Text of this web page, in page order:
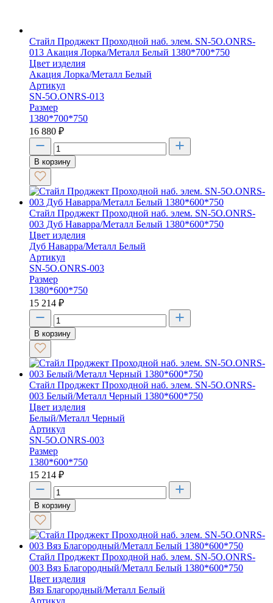
Стайл Проджект Проходной наб. элем. SN-5O.ONRS-
013 Акация Лорка/Металл Белый 1380*700*750
Цвет изделия
Акация Лорка/Металл Белый
Артикул
SN-5O.ONRS-013
Размер
1380*700*750
16 880 ₽
В корзину
Стайл Проджект Проходной наб. элем. SN-5O.ONRS-
003 Дуб Наварра/Металл Белый 1380*600*750
Цвет изделия
Дуб Наварра/Металл Белый
Артикул
SN-5O.ONRS-003
Размер
1380*600*750
15 214 ₽
В корзину
Стайл Проджект Проходной наб. элем. SN-5O.ONRS-
003 Белый/Металл Черный 1380*600*750
Цвет изделия
Белый/Металл Черный
Артикул
SN-5O.ONRS-003
Размер
1380*600*750
15 214 ₽
В корзину
Стайл Проджект Проходной наб. элем. SN-5O.ONRS-
003 Вяз Благородный/Металл Белый 1380*600*750
Цвет изделия
Вяз Благородный/Металл Белый
Артикул